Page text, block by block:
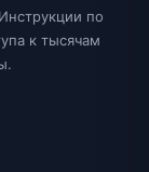
по
к тысячам